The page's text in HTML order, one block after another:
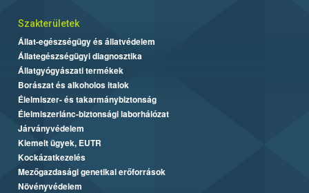
Szakterületek
Állat-egészségügy és állatvédelem
Állategészségügyi diagnosztika
Állatgyógyászati termékek
Borászat és alkoholos italok
Élelmiszer- és takarmánybiztonság
Élelmiszerlánc-biztonsági laborhálózat
Járványvédelem
Kiemelt ügyek, EUTR
Kockázatkezelés
Mezőgazdasági genetikai erőforrások
Növényvédelem